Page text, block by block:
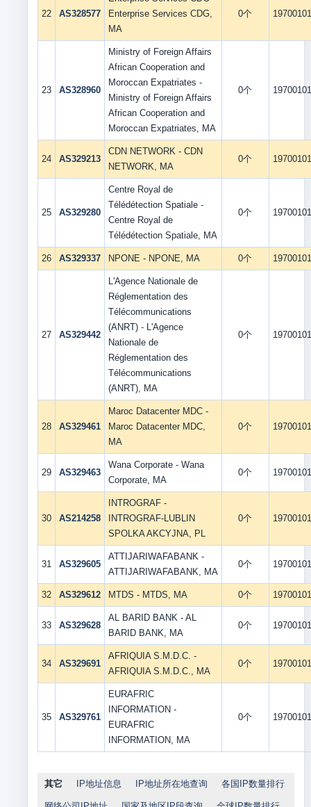
22 AS328577
Enterprise Services CDG,
MA
0个 19700101
23 AS328960
Ministry of Foreign Affairs
African Cooperation and
Moroccan Expatriates -
Ministry of Foreign Affairs
African Cooperation and
Moroccan Expatriates, MA
0个 19700101
24 AS329213
CDN NETWORK - CDN
NETWORK, MA
0个 19700101
25 AS329280
Centre Royal de
Télédétection Spatiale -
Centre Royal de
Télédétection Spatiale, MA
0个 19700101
26 AS329337 NPONE - NPONE, MA 0个 19700101
27 AS329442
L'Agence Nationale de
Réglementation des
Télécommunications
(ANRT) - L'Agence
Nationale de
Réglementation des
Télécommunications
(ANRT), MA
0个 19700101
28 AS329461
Maroc Datacenter MDC -
Maroc Datacenter MDC,
MA
0个 19700101
29 AS329463
Wana Corporate - Wana
Corporate, MA
0个 19700101
30 AS214258
INTROGRAF -
INTROGRAF-LUBLIN
SPOLKA AKCYJNA, PL
0个 19700101
31 AS329605
ATTIJARIWAFABANK -
ATTIJARIWAFABANK, MA
0个 19700101
32 AS329612 MTDS - MTDS, MA 0个 19700101
33 AS329628
AL BARID BANK - AL
BARID BANK, MA
0个 19700101
34 AS329691
AFRIQUIA S.M.D.C. -
AFRIQUIA S.M.D.C., MA
0个 19700101
35 AS329761
EURAFRIC
INFORMATION -
EURAFRIC
INFORMATION, MA
0个 19700101
其它 IP地址信息 IP地址所在地查询 各国IP数量排行